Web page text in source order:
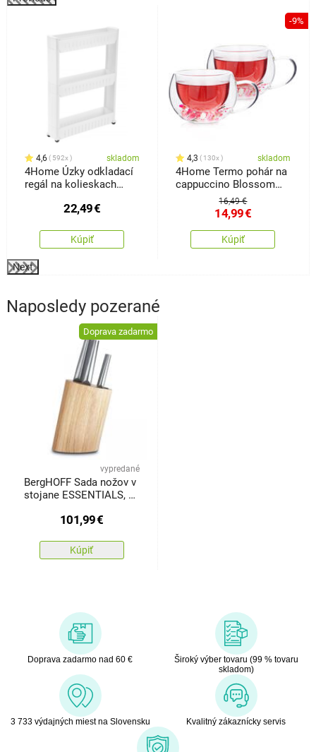
4,6 592x skladom
4Home Úzky odkladací
regál na kolieskach
22,49€
Kúpiť
-9%
4,3 130x skladom
4Home Termo pohár na
cappuccino Blossom
Hot&Cool, 270 ml, 2 ks
16,49 €
14,99€
Kúpiť
Next
Naposledy pozerané
Doprava zadarmo
vypredané
BergHOFF Sada nožov v
stojane ESSENTIALS, 6
101,99€
Kúpiť
Doprava zadarmo nad 60 €
Široký výber tovaru (99 % tovaru
skladom)
3 733 výdajných miest na Slovensku Kvalitný zákaznícky servis